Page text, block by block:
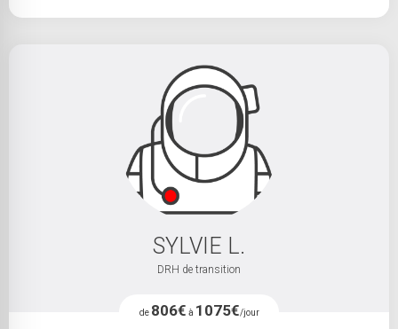
SYLVIE L.
DRH de transition
de 806€ à 1075€/jour